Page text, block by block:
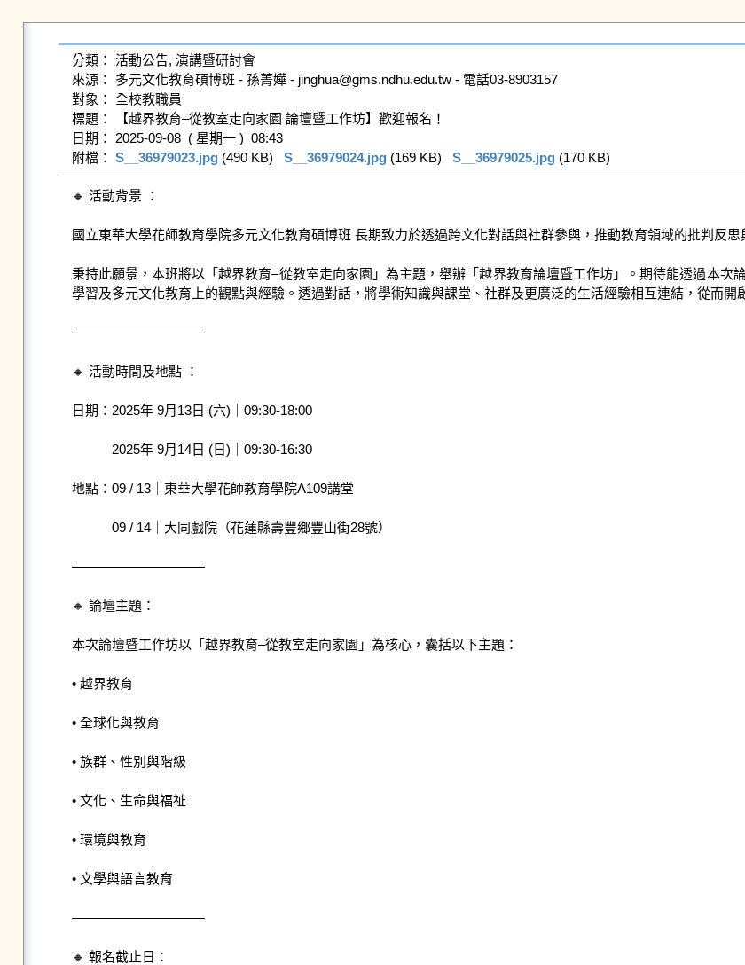
分類： 活動公告, 演講暨研討會
來源： 多元文化教育碩博班 - 孫菁嬅 - jinghua@gms.ndhu.edu.tw - 電話03-8903157
對象： 全校教職員
標題： 【越界教育–從教室走向家園 論壇暨工作坊】歡迎報名！
日期： 2025-09-08  ( 星期一 )  08:43
附檔： S__36979023.jpg (490 KB) S__36979024.jpg (169 KB) S__36979025.jpg (170 KB)
🔸 活動背景 ：
國立東華大學花師教育學院多元文化教育碩博班 長期致力於透過跨文化對話與社群參與，推動教育領域的批判反思
秉持此願景，本班將以「越界教育–從教室走向家園」為主題，舉辦「越界教育論壇暨工作坊」。期待能透過本
學習及多元文化教育上的觀點與經驗。透過對話，將學術知識與課堂、社群及更廣泛的生活經驗相互連結，從而開
——————————
🔸 活動時間及地點 ：
日期：2025年 9月13日 (六)｜09:30-18:00
2025年 9月14日 (日)｜09:30-16:30
地點：09 / 13｜東華大學花師教育學院A109講堂
09 / 14｜大同戲院（花蓮縣壽豐鄉豐山街28號）
——————————
🔸 論壇主題：
本次論壇暨工作坊以「越界教育–從教室走向家園」為核心，囊括以下主題：
• 越界教育
• 全球化與教育
• 族群、性別與階級
• 文化、生命與福祉
• 環境與教育
• 文學與語言教育
——————————
🔸 報名截止日：